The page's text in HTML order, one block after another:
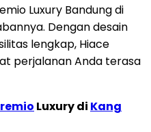
Luxury Bandung di
Dengan desain
lengkap, Hiace
perjalanan Anda terasa
Luxury di Kang